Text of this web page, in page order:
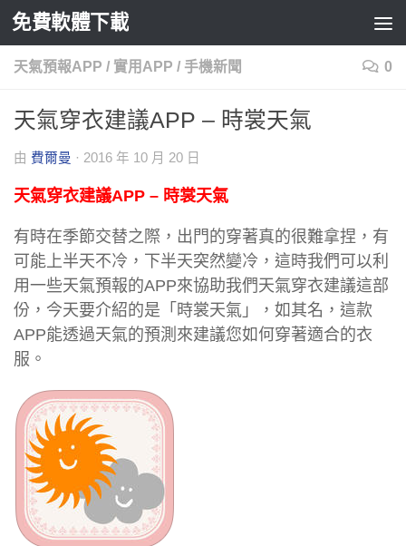
Skip to content
免費軟體下載
天氣預報APP / 實用APP / 手機新聞 0
天氣穿衣建議APP – 時裳天氣
由 費爾曼 · 2016 年 10 月 20 日
天氣穿衣建議APP – 時裳天氣
有時在季節交替之際，出門的穿著真的很難拿捏，有
可能上半天不冷，下半天突然變冷，這時我們可以利
用一些天氣預報的APP來協助我們天氣穿衣建議這部
份，今天要介紹的是「時裳天氣」，如其名，這款
APP能透過天氣的預測來建議您如何穿著適合的衣
服。